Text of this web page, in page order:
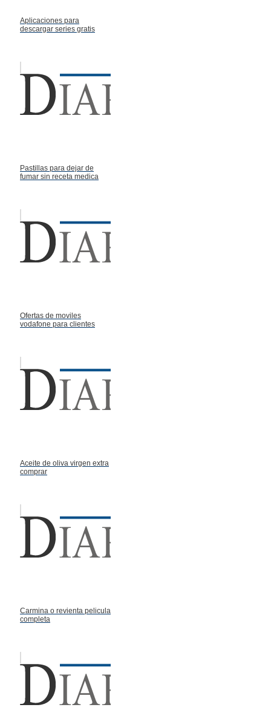
Aplicaciones para
descargar series gratis
Pastillas para dejar de
fumar sin receta medica
Ofertas de moviles
vodafone para clientes
Aceite de oliva virgen extra
comprar
Carmina o revienta pelicula
completa